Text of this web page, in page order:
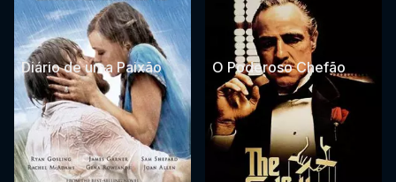
Diário de uma Paixão O Poderoso Chefão